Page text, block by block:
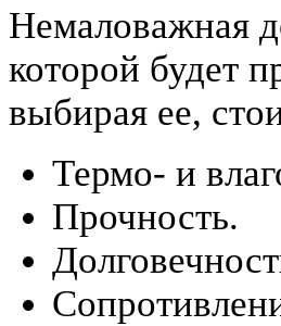
Немаловажная
которой будет
выбирая ее,
Термо- и
Прочность.